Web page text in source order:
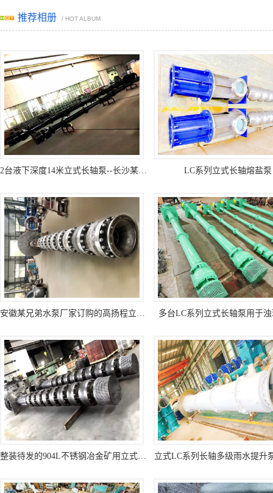
推荐相册 / HOT ALBUM
2台液下深度14米立式长轴泵--长沙某水泵厂家定制 LC系列立式长轴熔盐泵
安徽某兄弟水泵厂家订购的高扬程立式长轴泵 多台LC系列立式长轴泵用于
整装待发的904L不锈钢冶金矿用立式长轴泵 立式LC系列长轴多级雨水提升